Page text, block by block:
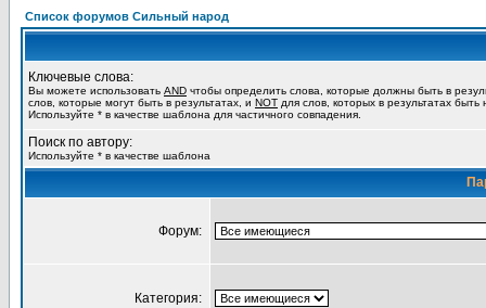
Список форумов Сильный народ
Ключевые слова:
Вы можете использовать AND чтобы определить слова, которые должны быть в
слов, которые могут быть в результатах, и NOT для слов, которых в результатах
Используйте * в качестве шаблона для частичного совпадения.
Поиск по автору:
Используйте * в качестве шаблона
Форум:
Категория: